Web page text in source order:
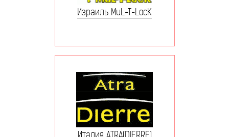
Израиль MuL-T-LocK
Италия ATRA(DIERRE)